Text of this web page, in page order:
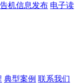
机信息发布 电子读
典型案例 联系我们